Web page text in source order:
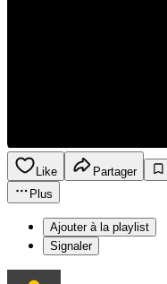
Like Partager
Plus
Ajouter à la playlist
Signaler